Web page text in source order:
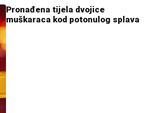
Pronađena tijela dvojice
muškaraca kod potonulog splava